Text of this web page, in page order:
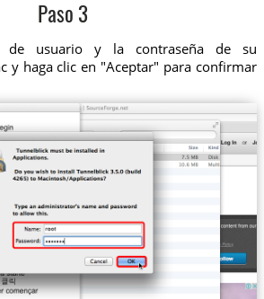
Paso 3
de usuario y la contraseña de su
y haga clic en "Aceptar" para confirmar